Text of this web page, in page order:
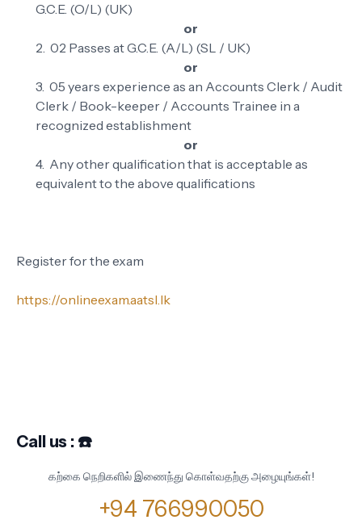
G.C.E. (O/L) (UK)
or
02 Passes at G.C.E. (A/L) (SL / UK)
or
05 years experience as an Accounts Clerk / Audit
Clerk / Book-keeper / Accounts Trainee in a
recognized establishment
or
Any other qualification that is acceptable as
equivalent to the above qualifications
Register for the exam
https://onlineexam.aatsl.lk
Call us : ☎️
கற்கை நெறிகளில் இணைந்து கொள்வதற்கு அழையுங்கள்!
+94 766990050